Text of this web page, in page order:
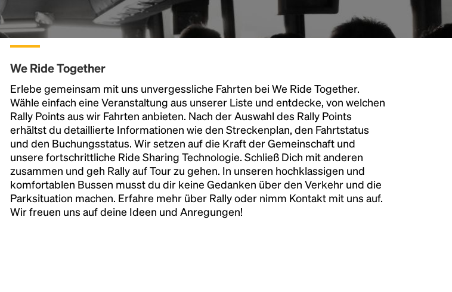
We Ride Together
Erlebe gemeinsam mit uns unvergessliche Fahrten bei We Ride Together.
Wähle einfach eine Veranstaltung aus unserer Liste und entdecke, von welchen
Rally Points aus wir Fahrten anbieten. Nach der Auswahl des Rally Points
erhältst du detaillierte Informationen wie den Streckenplan, den Fahrtstatus
und den Buchungsstatus. Wir setzen auf die Kraft der Gemeinschaft und
unsere fortschrittliche Ride Sharing Technologie. Schließ Dich mit anderen
zusammen und geh Rally auf Tour zu gehen. In unseren hochklassigen und
komfortablen Bussen musst du dir keine Gedanken über den Verkehr und die
Parksituation machen. Erfahre mehr über Rally oder nimm Kontakt mit uns auf.
Wir freuen uns auf deine Ideen und Anregungen!
Headline
is simply dummy text of the
typesetting industry.
been the industry's standard
ever since the 1500s, when an